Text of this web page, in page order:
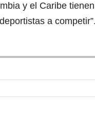
y el Caribe
a competir”.